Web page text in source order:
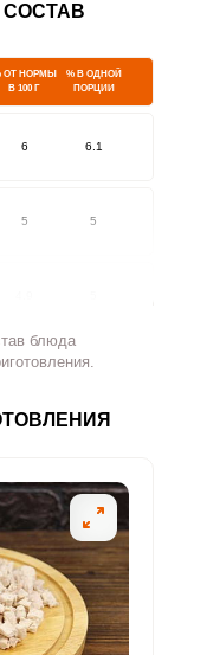
ОТ НОРМЫ
В 100 Г
% В ОДНОЙ
ПОРЦИИ
6 6.1
5 5
13.3 13.4
14.1 14.2
2.8 2.8
блюда